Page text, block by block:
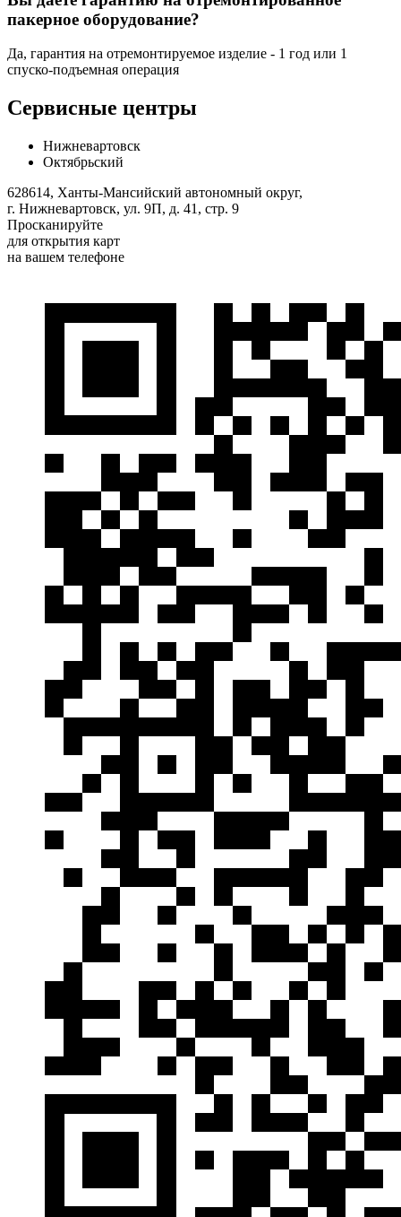
пакерное оборудование?
Да, гарантия на отремонтируемое изделие - 1 год или 1
спуско-подъемная операция
Сервисные центры
Нижневартовск
Октябрьский
628614, Ханты-Мансийский автономный округ,
г. Нижневартовск, ул. 9П, д. 41, стр. 9
Просканируйте
для открытия карт
на вашем телефоне